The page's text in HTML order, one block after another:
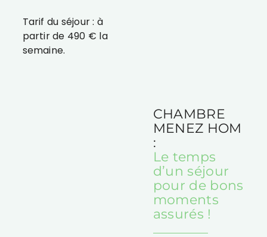
Tarif du séjour : à
partir de 490 € la
semaine.
CHAMBRE
MENEZ HOM
:
Le temps
d’un séjour
pour de bons
moments
assurés !